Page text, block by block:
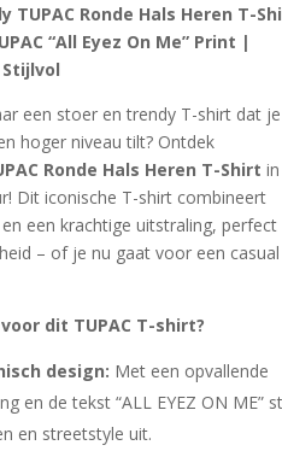
TUPAC Ronde Hals Heren T-
“All Eyez On Me” Print |
een stoer en trendy T-shirt dat je
hoger niveau tilt? Ontdek
Ronde Hals Heren T-Shirt
Dit iconische T-shirt combineert
een krachtige uitstraling, perfect
– of je nu gaat voor een
dit TUPAC T-shirt?
design: Met een opvallende
en de tekst “ALL EYEZ ON ME”
en streetstyle uit.